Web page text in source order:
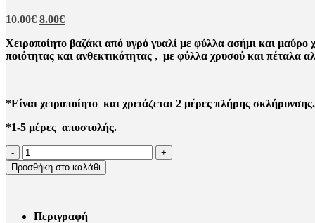
10.00€ Original
was:
10.00€.
8.00€Η
τιμή
είναι:
Χειροποίητο βαζάκι από υγρό γυαλί με φύλλα ασήμι και
ποιότητας και ανθεκτικότητας , με φύλλα χρυσού και πέταλα
*Είναι χειροποίητο και χρειάζεται 2 μέρες πλήρης σκλήρυνσης.
*1-5 μέρες αποστολής.
-
+
Προσθήκη στο καλάθι
Περιγραφή